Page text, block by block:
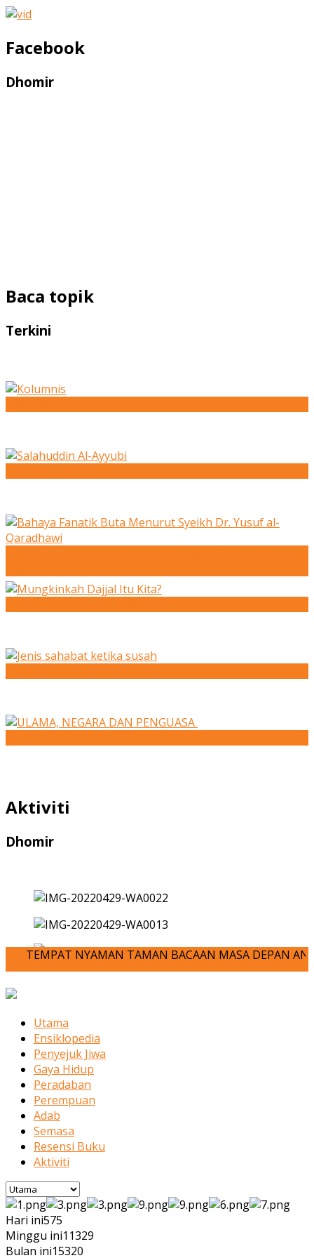
Facebook
Dhomir
Baca topik
Terkini
Aktiviti
Dhomir
TEMPAT NYAMAN TAMAN BACAAN MASA DEPAN
Utama
Ensiklopedia
Penyejuk Jiwa
Gaya Hidup
Peradaban
Perempuan
Adab
Semasa
Resensi Buku
Aktiviti
Hari ini575
Minggu ini11329
Bulan ini15320